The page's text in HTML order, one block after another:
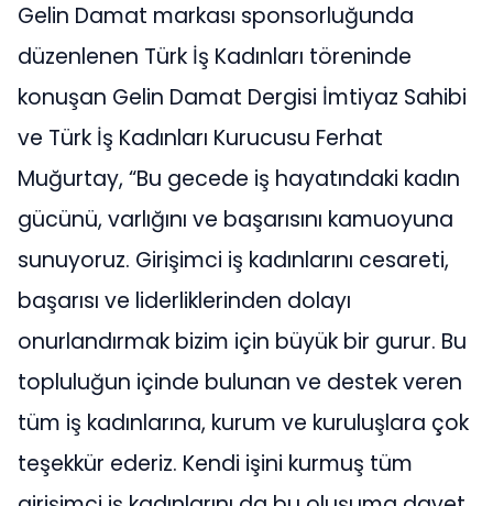
Gelin Damat markası sponsorluğunda
düzenlenen Türk İş Kadınları töreninde
konuşan Gelin Damat Dergisi İmtiyaz Sahibi
ve Türk İş Kadınları Kurucusu Ferhat
Muğurtay, “Bu gecede iş hayatındaki kadın
gücünü, varlığını ve başarısını kamuoyuna
sunuyoruz. Girişimci iş kadınlarını cesareti,
başarısı ve liderliklerinden dolayı
onurlandırmak bizim için büyük bir gurur. Bu
topluluğun içinde bulunan ve destek veren
tüm iş kadınlarına, kurum ve kuruluşlara çok
teşekkür ederiz. Kendi işini kurmuş tüm